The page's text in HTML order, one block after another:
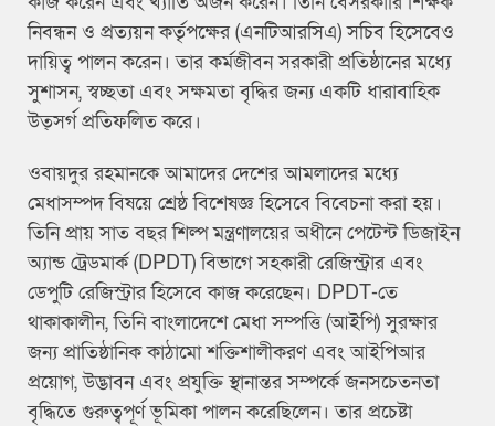
নিবন্ধন ও প্রত্যয়ন কর্তৃপক্ষের (এনটিআরসিএ) সচিব হিসেবেও
দায়িত্ব পালন করেন। তার কর্মজীবন সরকারী প্রতিষ্ঠানের মধ্যে
সুশাসন, স্বচ্ছতা এবং সক্ষমতা বৃদ্ধির জন্য একটি ধারাবাহিক
উত্সর্গ প্রতিফলিত করে।
ওবায়দুর রহমানকে আমাদের দেশের আমলাদের মধ্যে
মেধাসম্পদ বিষয়ে শ্রেষ্ঠ বিশেষজ্ঞ হিসেবে বিবেচনা করা হয়।
তিনি প্রায় সাত বছর শিল্প মন্ত্রণালয়ের অধীনে পেটেন্ট ডিজাইন
অ্যান্ড ট্রেডমার্ক (DPDT) বিভাগে সহকারী রেজিস্ট্রার এবং
ডেপুটি রেজিস্ট্রার হিসেবে কাজ করেছেন। DPDT-তে
থাকাকালীন, তিনি বাংলাদেশে মেধা সম্পত্তি (আইপি) সুরক্ষার
জন্য প্রাতিষ্ঠানিক কাঠামো শক্তিশালীকরণ এবং আইপিআর
প্রয়োগ, উদ্ভাবন এবং প্রযুক্তি স্থানান্তর সম্পর্কে জনসচেতনতা
বৃদ্ধিতে গুরুত্বপূর্ণ ভূমিকা পালন করেছিলেন। তার প্রচেষ্টা